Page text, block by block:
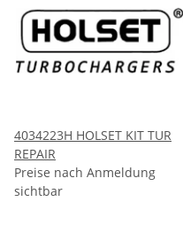
4034223H HOLSET KIT TUR
REPAIR
Preise nach Anmeldung
sichtbar